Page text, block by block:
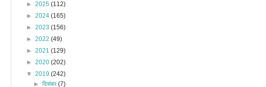
► 2025 (112)
► 2024 (165)
► 2023 (156)
► 2022 (49)
► 2021 (129)
► 2020 (202)
▼ 2019 (242)
►दिसंबर(7)